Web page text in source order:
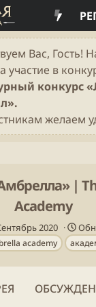
Вас, Гость!
участие в
конкурс
желаем
|
Academy
2020
academy